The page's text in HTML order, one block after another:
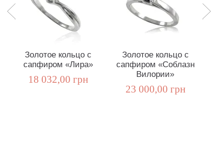
Золотое кольцо с
сапфиром «Лира»
18 032,00 грн
Золотое кольцо с
сапфиром «Соблазн
Вилории»
23 000,00 грн